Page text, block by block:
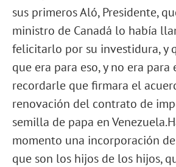
sus primeros Aló, Presidente,
ministro de Canadá lo había
felicitarlo por su investidura, y
que era para eso, y no era para
recordarle que firmara el
renovación del contrato de
semilla de papa en
momento una incorporación
que son los hijos de los hijos,